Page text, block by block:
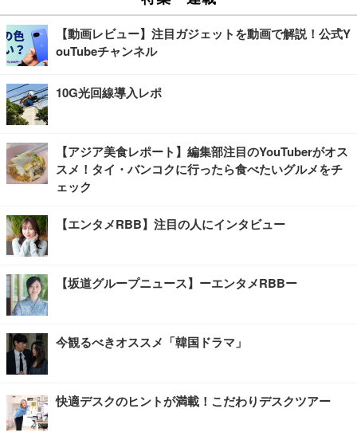
【動画レビュー】注目ガジェットを動画で解説！公式Y
ouTubeチャンネル
10G光回線導入レポ
【アジア美食レポート】編集部注目のYouTuberがオス
スメ！タイ・バンコクに行ったら食べたいグルメをチ
ェック
【エンタメRBB】注目の人にインタビュー
【坂道グループニュース】ーエンタメRBBー
今観るべきオススメ「韓国ドラマ」
快適デスクのヒントが満載！こだわりデスクツアー